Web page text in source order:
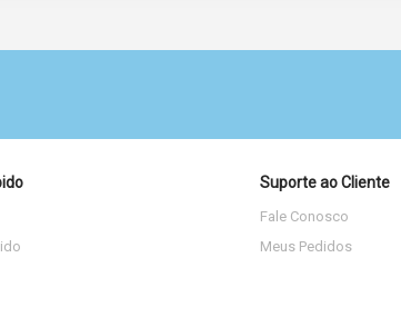
Suporte ao Cliente
Fale Conosco
Meus Pedidos